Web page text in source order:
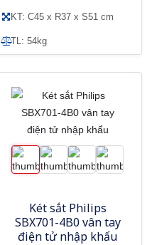
KT: C45 x R37 x S51 cm
TL: 54kg
Két sắt Philips
SBX701-4B0 vân tay
điện tử nhập khẩu